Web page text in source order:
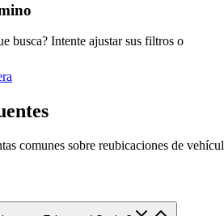
busca? Intente ajustar sus filtros o
comunes sobre reubicaciones de